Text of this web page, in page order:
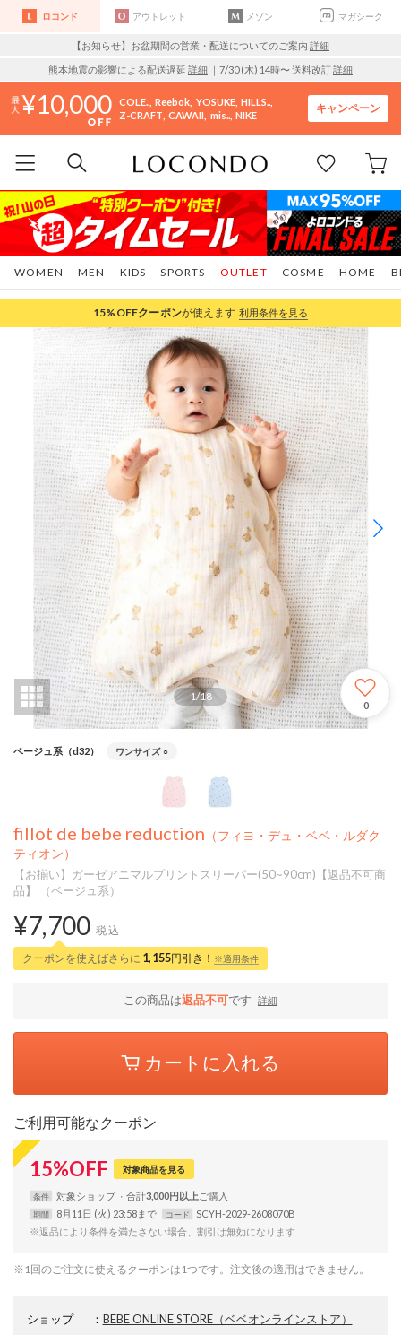
ロコンド アウトレット メゾン マガシーク
【お知らせ】お盆期間の営業・配送についてのご案内 詳細
熊本地震の影響による配送遅延 詳細 ｜7/30 (木) 14時〜 送料改訂詳細
10,000 COLE.. Reebok YOSUKE HILLS..
Z-CRAFT CAWAII mis.. NIKE
キャンペーン
WOMEN MEN KIDS SPORTS COSME HOME
OUTLET
15%OFFクーポンが使えます 利用条件を見る
1/18
0
ベージュ系（d32） ワンサイズ ○
fillot de bebe reduction （フィヨ・デュ・ベベ・ルダク
ティオン）
【お揃い】ガーゼアニマルプリントスリーパー(50~90cm)【返品不可商
品】 （ベージュ系）
¥7,700 税込
クーポンを使えばさらに 1,155円引き！ ※適用条件
この商品は返品不可です 詳細
カートに入れる
ご利用可能なクーポン
15%OFF 対象商品を見る
条件 対象ショップ 合計3,000円以上
期間 8月11日 (火) 23:58まで コード
SCYH-2029-2608070B
※返品により条件を満たさない場合、割引は無効になります
※1回のご注文に使えるクーポンは1つです。注文後の適用はできません。
ショップ ： BEBE ONLINE STORE（ベベオンラインストア）